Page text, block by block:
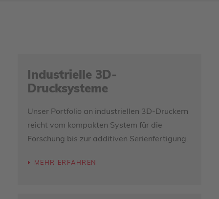
Industrielle 3D-
Drucksysteme
Unser Portfolio an industriellen 3D-Druckern
reicht vom kompakten System für die
Forschung bis zur additiven Serienfertigung.
MEHR ERFAHREN